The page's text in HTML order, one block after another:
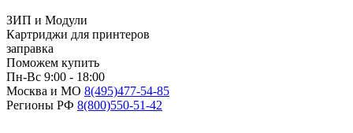
ЗИП и Модули
Картриджи для принтеров
заправка
Поможем купить
Пн-Вс 9:00 - 18:00
Москва и МО 8(495)477-54-85
Регионы РФ 8(800)550-51-42